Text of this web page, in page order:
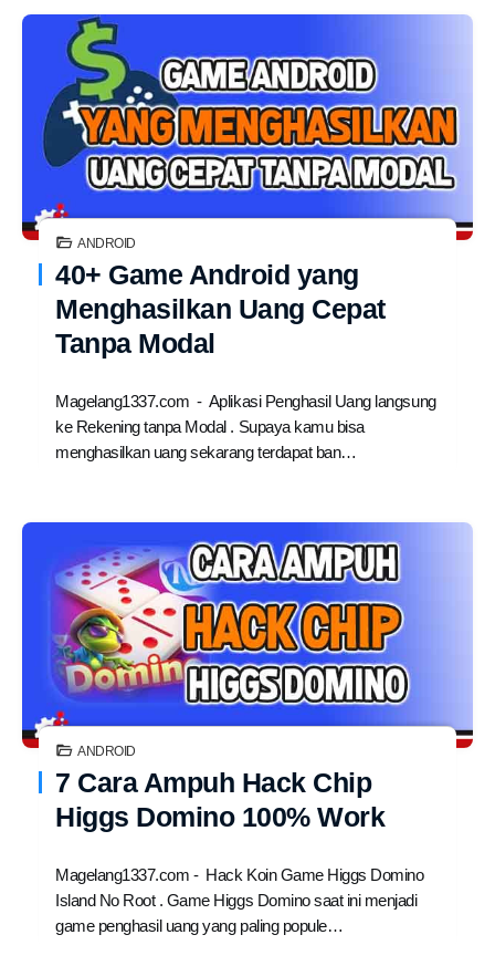
40+ Game Android yang
Menghasilkan Uang Cepat
Tanpa Modal
Magelang1337.com - Aplikasi Penghasil Uang langsung
ke Rekening tanpa Modal . Supaya kamu bisa
menghasilkan uang sekarang terdapat ban…
ANDROID
7 Cara Ampuh Hack Chip
Higgs Domino 100% Work
Magelang1337.com - Hack Koin Game Higgs Domino
Island No Root . Game Higgs Domino saat ini menjadi
game penghasil uang yang paling popule…
ANDROID